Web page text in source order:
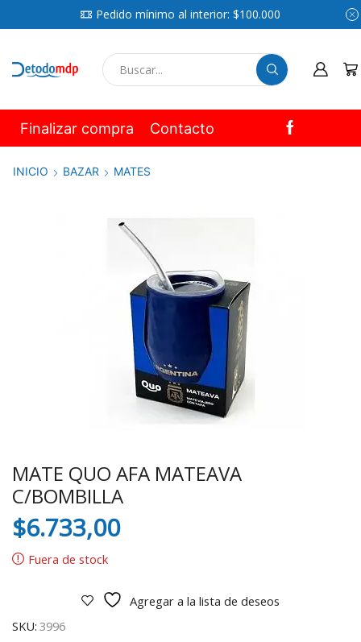
Pedido mínimo al interior: $100.000
Finalizar compra Contacto
INICIO BAZAR MATES
MATE QUO AFA MATEAVA
C/BOMBILLA
$6.733,00
Fuera de stock
Agregar a la lista de deseos
SKU: 3996